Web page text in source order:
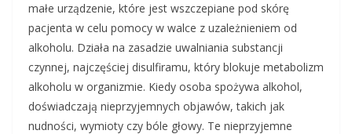
małe urządzenie, które jest wszczepiane pod skórę
pacjenta w celu pomocy w walce z uzależnieniem od
alkoholu. Działa na zasadzie uwalniania substancji
czynnej, najczęściej disulfiramu, który blokuje metabolizm
alkoholu w organizmie. Kiedy osoba spożywa alkohol,
doświadczają nieprzyjemnych objawów, takich jak
nudności, wymioty czy bóle głowy. Te nieprzyjemne